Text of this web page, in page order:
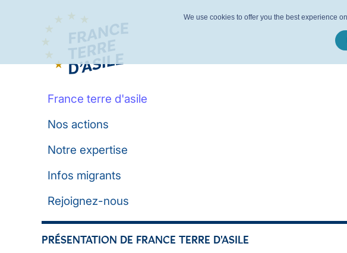
France terre d'asile
Nos actions
Notre expertise
Infos migrants
Rejoignez-nous
PRÉSENTATION DE FRANCE TERRE D'ASILE
We use cookies to offer you the best experience